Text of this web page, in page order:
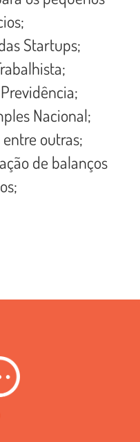
Startups;
Nacional;
outras;
de balanços